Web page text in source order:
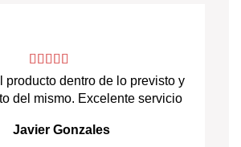
producto dentro de lo previsto y
del mismo. Excelente servicio
Javier Gonzales